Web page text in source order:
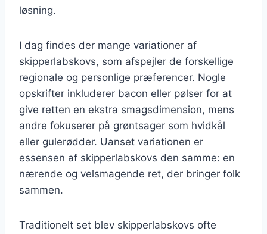
løsning.
I dag findes der mange variationer af
skipperlabskovs, som afspejler de forskellige
regionale og personlige præferencer. Nogle
opskrifter inkluderer bacon eller pølser for at
give retten en ekstra smagsdimension, mens
andre fokuserer på grøntsager som hvidkål
eller gulerødder. Uanset variationen er
essensen af skipperlabskovs den samme: en
nærende og velsmagende ret, der bringer folk
sammen.
Traditionelt set blev skipperlabskovs ofte